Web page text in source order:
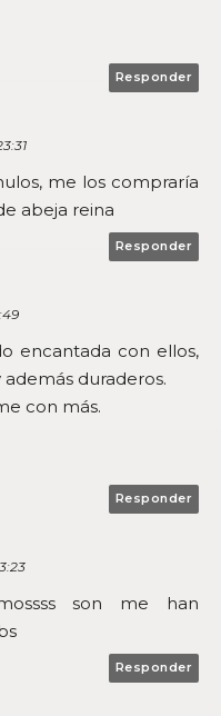
Responder
me los compraría
abeja reina
Responder
encantada con ellos,
además duraderos.
con más.
Responder
son me han
Responder